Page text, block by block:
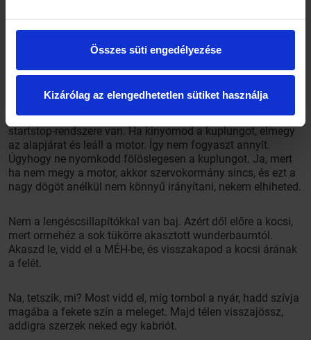
Összes süti engedélyezése
Kizárólag az elengedhetetlen sütiket használja
egyébként is, hova mennél ebben a dögmelegben? Elég, ha
túráztatod óvatosan a motort a panelházak között. Hadd
lássák, hogy telepjáród van.
Persze, hogy vannak rajta kisebb rozsdafoltok, de az most
divat. Rusztikus. Legalább nincs antagonisztikus ellentét a
külcsín és a belbecs között… Nem. Nem lefullad, hanem
startstop-rendszere van. Ha kinyomod a kuplungot, elmegy
az alapjárat és leáll a motor. Így nem fogyaszt annyit.
Úgyhogy ne nyomkodd fölöslegesen a kuplungot. Ja, mert
ha nem megy a motor, akkor szervokormány sincs, és ezt a
nagy dögöt anélkül nem könnyű irányítani, nekem elhiheted.
Nem a lengéscsillapítókkal van baj. Azért dől előre a kocsi,
mert orrnehéz a sok tükörre akasztott wunderbaumtól.
Akaszd le, vidd el a MÉH-be, és visszakapod a kocsi árának
a felét.
Na, tetszik, mi? Most vidd el, míg tombol a nyár, hadd szívja
magába a fekete szín a meleget. Majd télen visszajössz,
addigra szerzek neked egy kabriót.